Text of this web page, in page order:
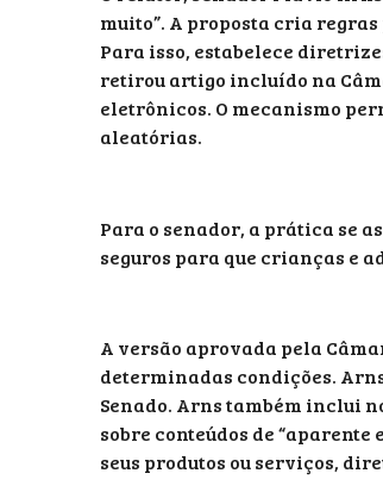
muito”. A proposta cria
Para isso, estabelece
retirou artigo incluído na
eletrônicos. O mecanismo
aleatórias.
Para o senador, a prática se
seguros para que crianças e
A versão aprovada pela
determinadas condições.
Senado. Arns também inclui
sobre conteúdos de
seus produtos ou serviços,